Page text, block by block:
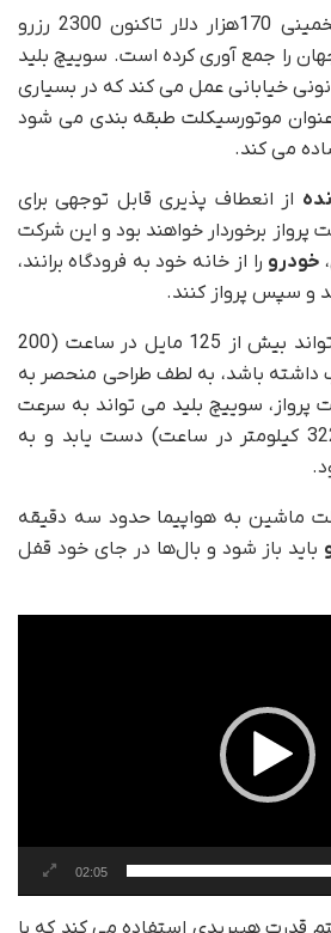
سوییچ بلید با قیمت تخمینی 170هزار دلار تاکنون 2300 رزرو
از 57 کشور جهان را جمع آوری کرده است. سوییچ بلید
خیابانی عمل می کند که در بسیاری
موتورسیکلت طبقه بندی می شود
می کند.
از انعطاف پذیری قابل توجهی برای
پرواز برخوردار خواهند بود و این شرکت
خودرو را از خانه خود به فرودگاه برانند،
و سپس پرواز کنند.
می تواند بیش از 125 مایل در ساعت (200
داشته باشد، به لطف طراحی منحصر به
پرواز، سوییچ بلید می تواند به سرعت
200 مایل در ساعت (322 کیلومتر در ساعت) دست یابد و به
ماشین به هواپیما حدود سه دقیقه
باید باز شود و بال‌ها در جای خود قفل
02:05